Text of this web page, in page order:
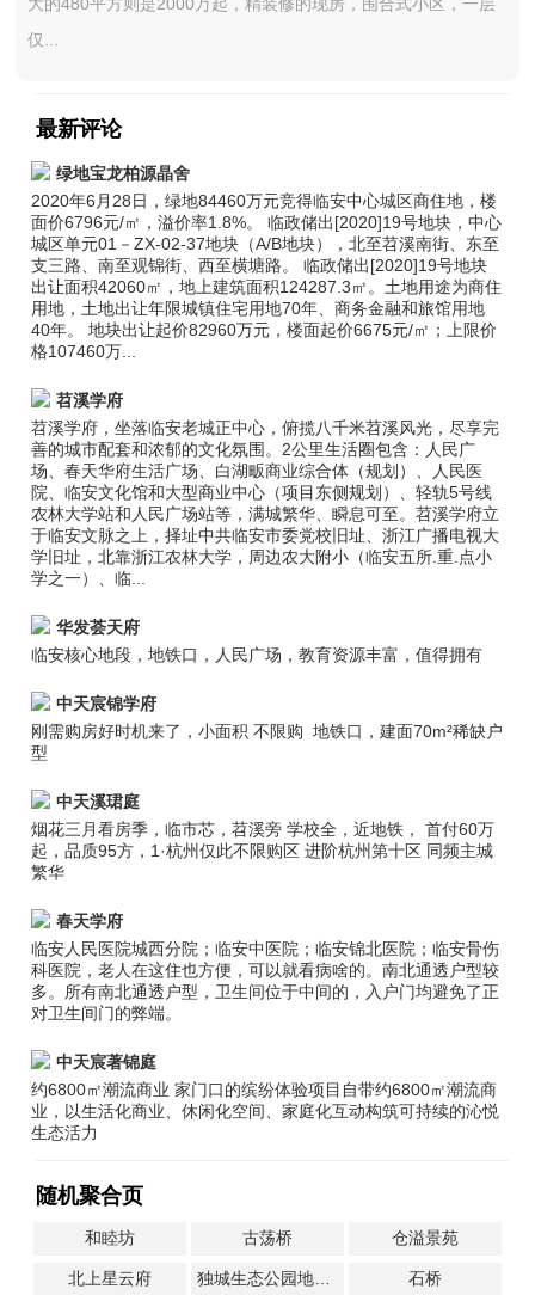
仅...
最新评论
绿地宝龙柏源晶舍
2020年6月28日，绿地84460万元竞得临安中心城区商住地，楼
面价6796元/㎡，溢价率1.8%。 临政储出[2020]19号地块，中心
城区单元01－ZX-02-37地块（A/B地块），北至苕溪南街、东至
支三路、南至观锦街、西至横塘路。 临政储出[2020]19号地块
出让面积42060㎡，地上建筑面积124287.3㎡。土地用途为商住
用地，土地出让年限城镇住宅用地70年、商务金融和旅馆用地
40年。 地块出让起价82960万元，楼面起价6675元/㎡；上限价
格107460万...
苕溪学府
苕溪学府，坐落临安老城正中心，俯揽八千米苕溪风光，尽享完
善的城市配套和浓郁的文化氛围。2公里生活圈包含：人民广
场、春天华府生活广场、白湖畈商业综合体（规划）、人民医
院、临安文化馆和大型商业中心（项目东侧规划）、轻轨5号线
农林大学站和人民广场站等，满城繁华、瞬息可至。苕溪学府立
于临安文脉之上，择址中共临安市委党校旧址、浙江广播电视大
学旧址，北靠浙江农林大学，周边农大附小（临安五所.重.点小
学之一）、临...
华发荟天府
临安核心地段，地铁口，人民广场，教育资源丰富，值得拥有
中天宸锦学府
刚需购房好时机来了，小面积 不限购 地铁口，建面70m²稀缺户
型
中天溪珺庭
烟花三月看房季，临市芯，苕溪旁 学校全，近地铁， 首付60万
起，品质95方，1·杭州仅此不限购区 进阶杭州第十区 同频主城
繁华
春天学府
临安人民医院城西分院；临安中医院；临安锦北医院；临安骨伤
科医院，老人在这住也方便，可以就看病啥的。南北通透户型较
多。所有南北通透户型，卫生间位于中间的，入户门均避免了正
对卫生间门的弊端。
中天宸著锦庭
约6800㎡潮流商业 家门口的缤纷体验项目自带约6800㎡潮流商
业，以生活化商业、休闲化空间、家庭化互动构筑可持续的沁悦
生态活力
随机聚合页
和睦坊 古荡桥 仓溢景苑
北上星云府 独城生态公园地铁站 石桥